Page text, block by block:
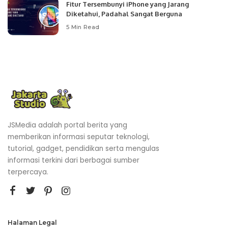
Fitur Tersembunyi iPhone yang Jarang
Diketahui, Padahal Sangat Berguna
5 Min Read
JSMedia adalah portal berita yang
memberikan informasi seputar teknologi,
tutorial, gadget, pendidikan serta mengulas
informasi terkini dari berbagai sumber
terpercaya.
Halaman Legal